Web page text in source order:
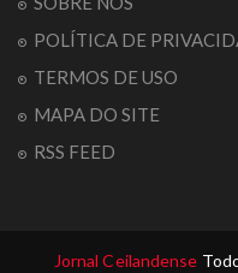
POLÍTICA DE
TERMOS DE USO
MAPA DO SITE
RSS FEED
Jornal Ceilandense